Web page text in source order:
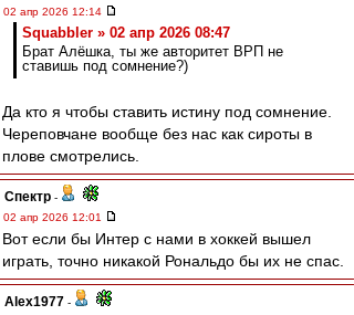
02 апр 2026 12:14
Squabbler » 02 апр 2026 08:47
Брат Алёшка, ты же авторитет ВРП не
ставишь под сомнение?)
Да кто я чтобы ставить истину под сомнение.
Череповчане вообще без нас как сироты в
плове смотрелись.
Спектр -
02 апр 2026 12:01
Вот если бы Интер с нами в хоккей вышел
играть, точно никакой Рональдо бы их не спас.
Alex1977 -